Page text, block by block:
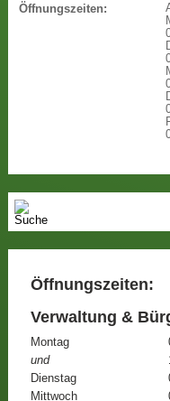
Öffnungszeiten:
Öffnungszeiten:
Verwaltung &
Montag
und
Dienstag
Mittwoch